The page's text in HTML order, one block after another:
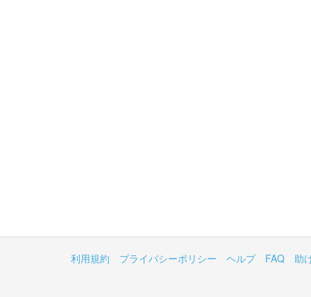
利用規約 プライバシーポリシー ヘルプ FAQ 助